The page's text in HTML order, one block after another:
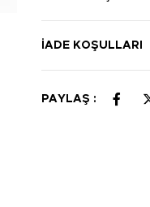
İADE KOŞULLARI
PAYLAŞ :